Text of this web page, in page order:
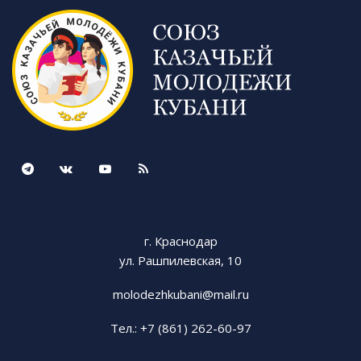
г. Краснодар
ул. Рашпилевская, 10
molodezhkubani@mail.ru
Тел.: +7 (861) 262-60-97